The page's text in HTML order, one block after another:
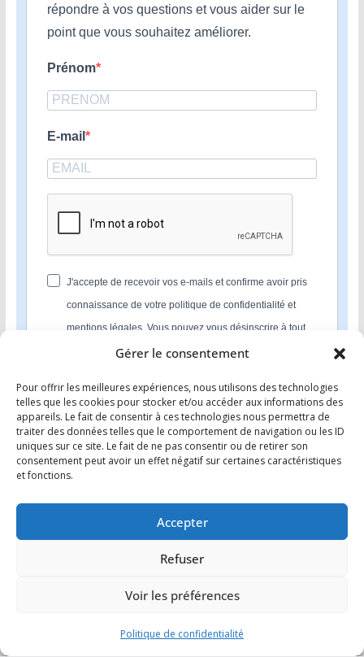
Gérer le consentement
Pour offrir les meilleures expériences, nous utilisons des technologies
telles que les cookies pour stocker et/ou accéder aux informations des
appareils. Le fait de consentir à ces technologies nous permettra de
traiter des données telles que le comportement de navigation ou les ID
uniques sur ce site. Le fait de ne pas consentir ou de retirer son
consentement peut avoir un effet négatif sur certaines caractéristiques
et fonctions.
Accepter
Refuser
Voir les préférences
Politique de confidentialité
répondre à vos questions et vous aider sur le
point que vous souhaitez améliorer.
Prénom
E-mail
J'accepte de recevoir vos e-mails et confirme avoir pris
connaissance de votre politique de confidentialité et
mentions légales. Vous pouvez vous désinscrire à tout
moment en cliquant sur le lien présent dans nos emails.
S'INSCRIRE
Nous utilisons Sendinblue en tant que plateforme
marketing. En soumettant ce formulaire, vous
reconnaissez que les informations que vous allez fournir
seront transmises à Sendinblue en sa qualité de
Comment investir dans l’immobilier ?
par ThemeGrill. Propulsé par